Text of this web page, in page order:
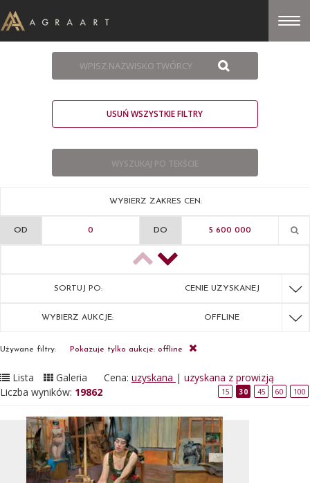
USUŃ WSZYSTKIE FILTRY
WYBIERZ ZAKRES CEN:
OD DO
SORTUJ PO: CENIE UZYSKANEJ
WYBIERZ AUKCJE: OFFLINE
Używane filtry: Pokazuje tylko aukcje: offline
Lista Galeria Cena: uzyskana | uzyskana z prowizją
Liczba wyników: 19862 15 30 45 60 100